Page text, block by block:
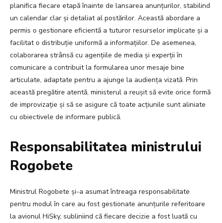
planifica fiecare etapă înainte de lansarea anunțurilor, stabilind
un calendar clar și detaliat al postărilor. Această abordare a
permis o gestionare eficientă a tuturor resurselor implicate și a
facilitat o distribuție uniformă a informațiilor. De asemenea,
colaborarea strânsă cu agențiile de media și experții în
comunicare a contribuit la formularea unor mesaje bine
articulate, adaptate pentru a ajunge la audiența vizată. Prin
această pregătire atentă, ministerul a reușit să evite orice formă
de improvizație și să se asigure că toate acțiunile sunt aliniate
cu obiectivele de informare publică.
Responsabilitatea ministrului
Rogobete
Ministrul Rogobete și-a asumat întreaga responsabilitate
pentru modul în care au fost gestionate anunțurile referitoare
la avionul HiSky, subliniind că fiecare decizie a fost luată cu